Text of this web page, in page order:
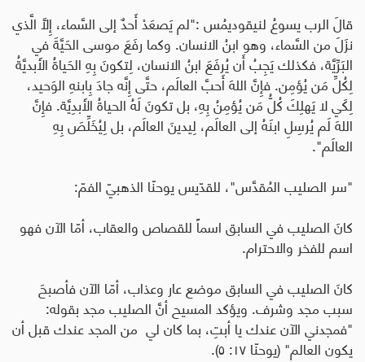
قالَ الرب يسوعُ لنيقوديمُس:"لم يَصعَدْ أَحدٌ إلى السَّماء، إِلاَّ الَّذي
نزَلَ من السَّماء، وهو ابنُ الانسان. وكما رفَعَ موسى الحَيَّةَ في
البَرِّيَّة، فكذلك يَجِبُ أَن يُرفَعَ ابنُ الانسان، لِتكونَ بِهِ الحَياةُ الأَبديَّةُ
لِكُلِّ مَن يُؤمِن.فإِنَّ اللهَ أَحبَّ العالَم، حتَّى إِنَّه جادَ بِابنهِ الوَحيد،
لِكَي لا يَهلِكَ كُلُّ مَن يُؤمِنُ بِهِ، بل تكونَ لَهُ الحياةُ الأَبدِيَّة. فإِنَّ
اللهَ لَم يُرسِلِ ابنَهُ إلى العالَم، لِيدينَ العالَم، بل لِيُخَلِّصَ بِهِ
العالَم".
"سر الصليب المُقدَّس"، للقدّيس يوحنّا الذهبيّ الفمّ:
كانَ الصليب في السابق اسماً للقصاص والعقاب، أمّا الآن فهو
اسم للفخر والاحترام.
كانَ الصليب في السابق موضع عار وعذاب، أمّا الآن فأصبحَ
سبب مجد وشرف. ويؤكد المسيح أنَّ الصليب مجد بقوله:
"فمجدني الآن عندك يا أبتِ، بما كان لي من المجد عندك قبل أن
يكون العالم" (يوحنّا ١٧: ٥).